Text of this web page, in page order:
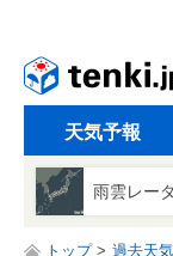
天気予報
雨雲レー
トップ 過去天